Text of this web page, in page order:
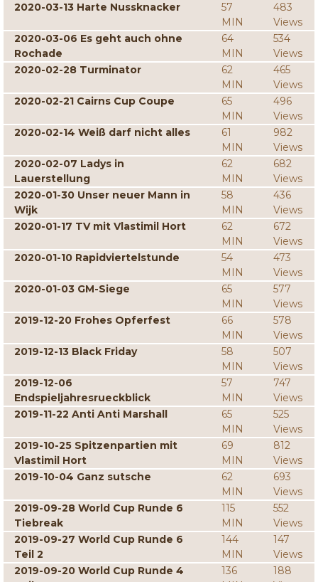
2020-03-13 Harte Nussknacker
57
MIN
483
Views
2020-03-06 Es geht auch ohne
Rochade
64
MIN
534
Views
2020-02-28 Turminator
62
MIN
465
Views
2020-02-21 Cairns Cup Coupe
65
MIN
496
Views
2020-02-14 Weiß darf nicht alles
61
MIN
982
Views
2020-02-07 Ladys in
Lauerstellung
62
MIN
682
Views
2020-01-30 Unser neuer Mann in
Wijk
58
MIN
436
Views
2020-01-17 TV mit Vlastimil Hort
62
MIN
672
Views
2020-01-10 Rapidviertelstunde
54
MIN
473
Views
2020-01-03 GM-Siege
65
MIN
577
Views
2019-12-20 Frohes Opferfest
66
MIN
578
Views
2019-12-13 Black Friday
58
MIN
507
Views
2019-12-06
Endspieljahresrueckblick
57
MIN
747
Views
2019-11-22 Anti Anti Marshall
65
MIN
525
Views
2019-10-25 Spitzenpartien mit
Vlastimil Hort
69
MIN
812
Views
2019-10-04 Ganz sutsche
62
MIN
693
Views
2019-09-28 World Cup Runde 6
Tiebreak
115
MIN
552
Views
2019-09-27 World Cup Runde 6
Teil 2
144
MIN
147
Views
2019-09-20 World Cup Runde 4
136
188